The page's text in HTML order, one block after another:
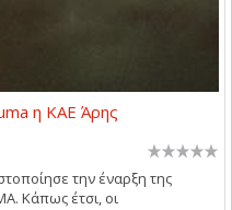
η ΚΑΕ Άρης
την έναρξη της
Κάπως έτσι, οι